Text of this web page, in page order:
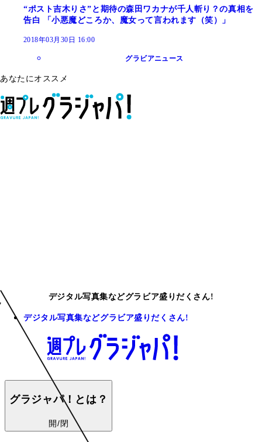
“ポスト吉木りさ”と期待の森田ワカナが千人斬り？の真相を
告白 「小悪魔どころか、魔女って言われます（笑）」
2018年03月30日 16:00
グラビアニュース
あなたにオススメ
デジタル写真集などグラビア盛りだくさん!
デジタル写真集などグラビア盛りだくさん!
グラジャパ！とは？
開/閉